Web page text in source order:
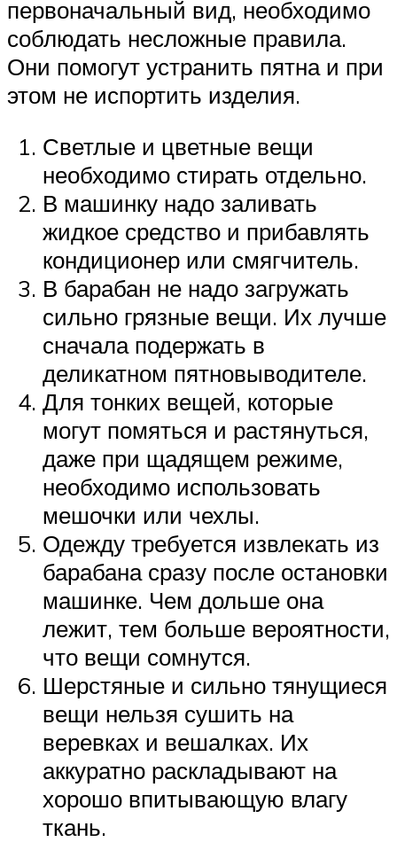
первоначальный вид, необходимо
соблюдать несложные правила.
Они помогут устранить пятна и при
этом не испортить изделия.
Светлые и цветные вещи
необходимо стирать отдельно.
В машинку надо заливать
жидкое средство и прибавлять
кондиционер или смягчитель.
В барабан не надо загружать
сильно грязные вещи. Их лучше
сначала подержать в
деликатном пятновыводителе.
Для тонких вещей, которые
могут помяться и растянуться,
даже при щадящем режиме,
необходимо использовать
мешочки или чехлы.
Одежду требуется извлекать из
барабана сразу после остановки
машинке. Чем дольше она
лежит, тем больше вероятности,
что вещи сомнутся.
Шерстяные и сильно тянущиеся
вещи нельзя сушить на
веревках и вешалках. Их
аккуратно раскладывают на
хорошо впитывающую влагу
ткань.